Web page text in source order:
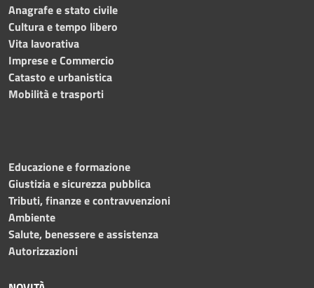
Anagrafe e stato civile
Cultura e tempo libero
Vita lavorativa
Imprese e Commercio
Catasto e urbanistica
Mobilità e trasporti
Educazione e formazione
Giustizia e sicurezza pubblica
Tributi, finanze e contravvenzioni
Ambiente
Salute, benessere e assistenza
Autorizzazioni